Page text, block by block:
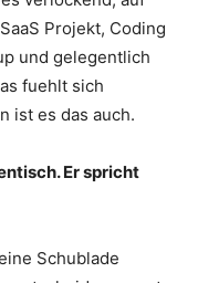
Projekt, Coding
und gelegentlich
fuehlt sich
ist es das auch.
Er spricht
Schublade